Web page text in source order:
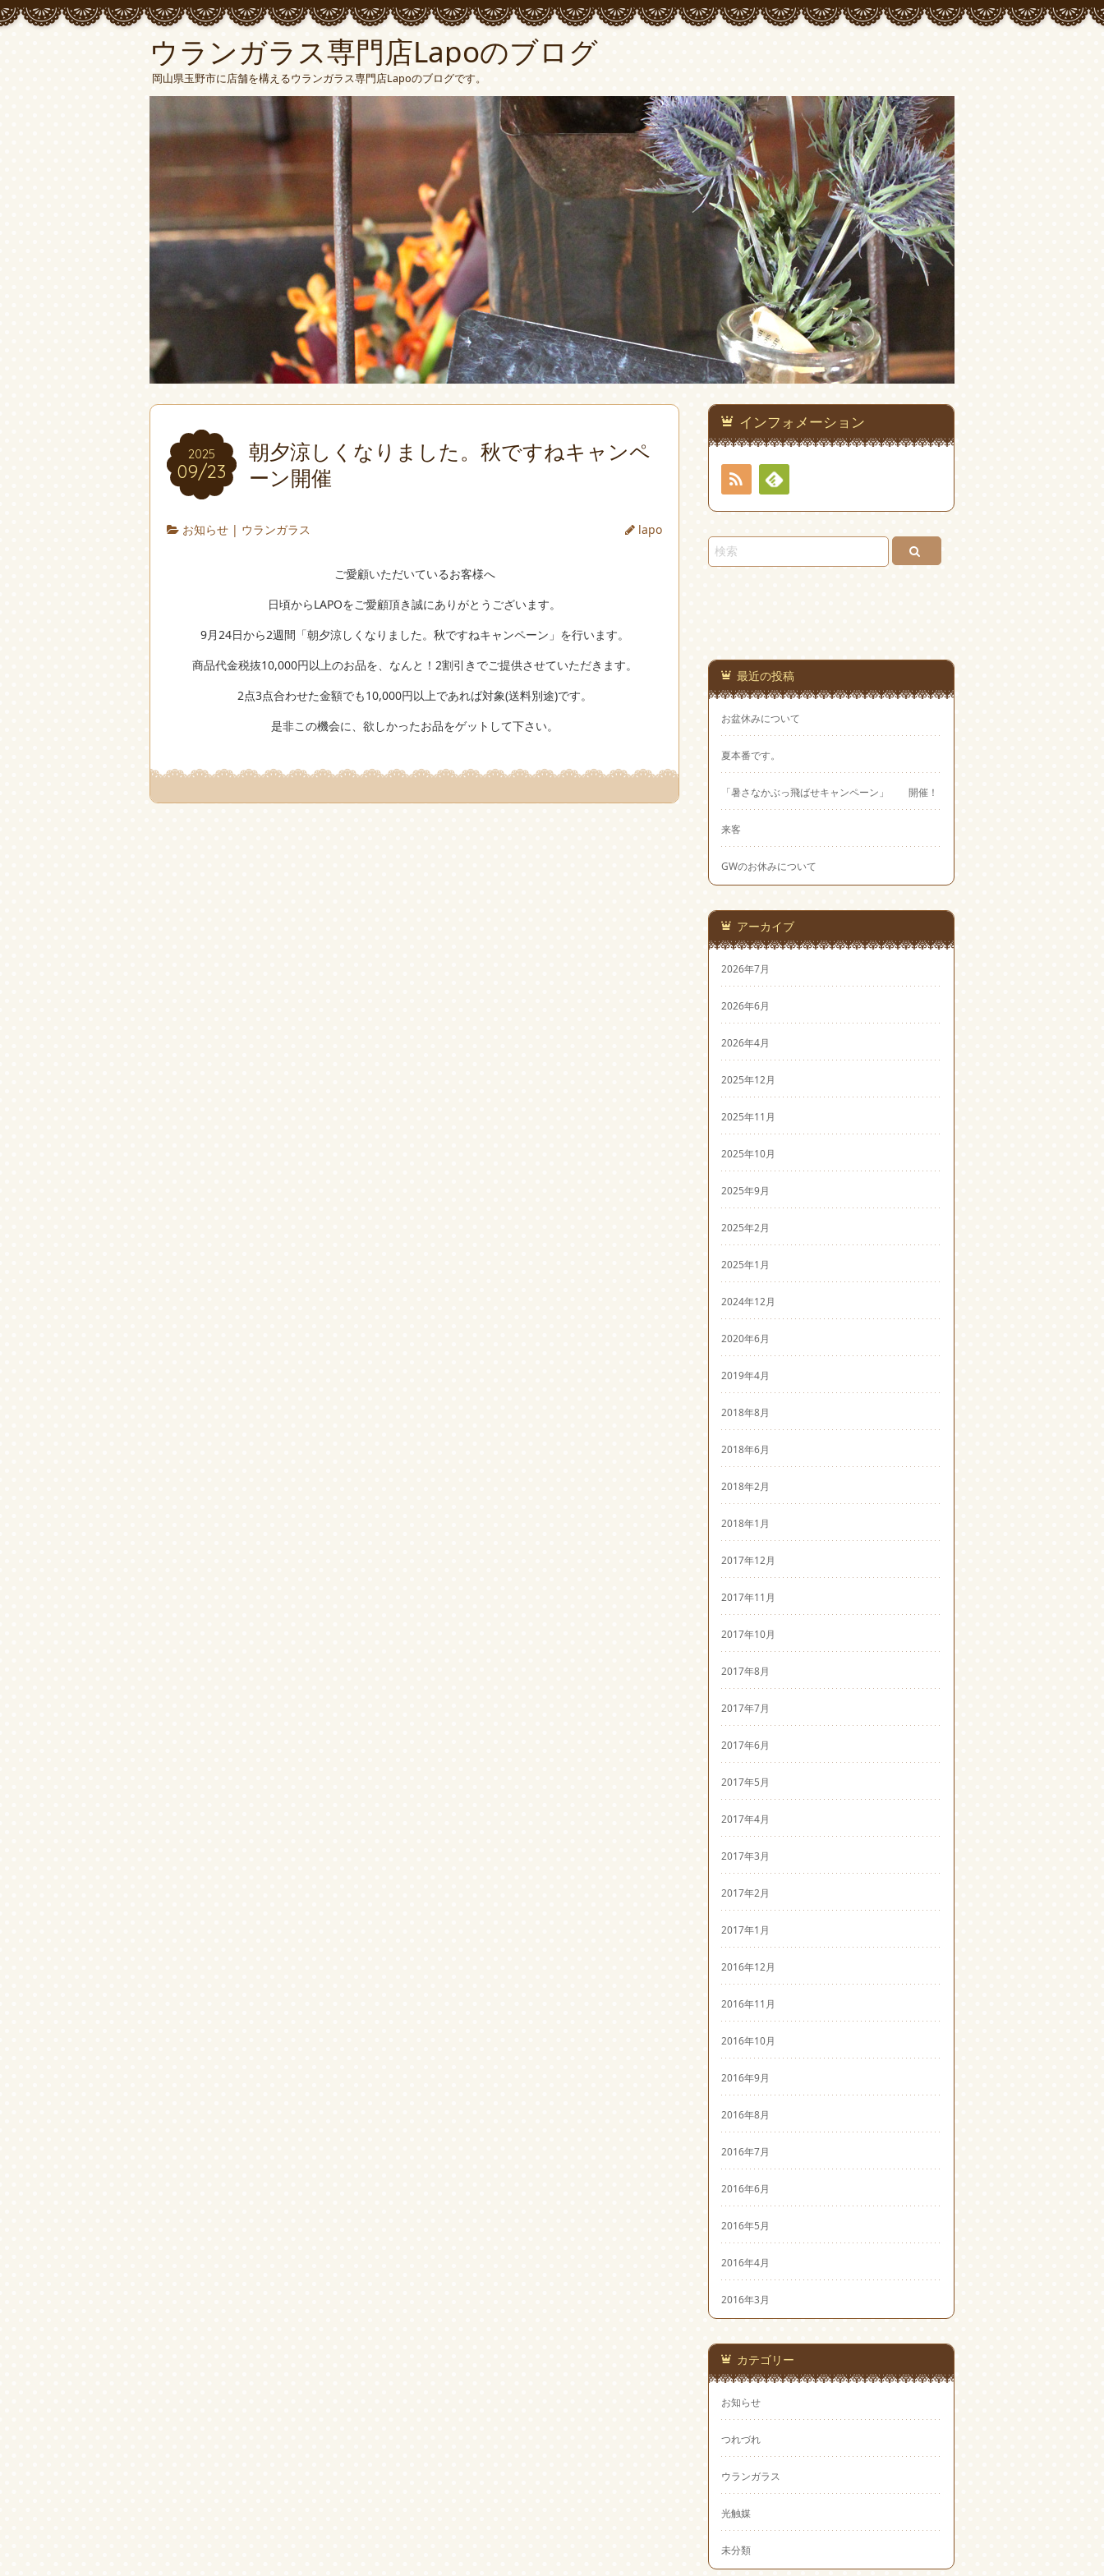
ウランガラス専門店Lapoのブログ
岡山県玉野市に店舗を構えるウランガラス専門店Lapoのブログです。
2025
09/23
朝夕涼しくなりました。秋ですねキャンペ
ーン開催
お知らせ | ウランガラス lapo
ご愛顧いただいているお客様へ
日頃からLAPOをご愛顧頂き誠にありがとうございます。
9月24日から2週間「朝夕涼しくなりました。秋ですねキャンペーン」を行います。
商品代金税抜10,000円以上のお品を、なんと！2割引きでご提供させていただきます。
2点3点合わせた金額でも10,000円以上であれば対象(送料別途)です。
是非この機会に、欲しかったお品をゲットして下さい。
インフォメーション
Feedly
最近の投稿
お盆休みについて
夏本番です。
「暑さなかぶっ飛ばせキャンペーン」 開催！
来客
GWのお休みについて
アーカイブ
2026年7月
2026年6月
2026年4月
2025年12月
2025年11月
2025年10月
2025年9月
2025年2月
2025年1月
2024年12月
2020年6月
2019年4月
2018年8月
2018年6月
2018年2月
2018年1月
2017年12月
2017年11月
2017年10月
2017年8月
2017年7月
2017年6月
2017年5月
2017年4月
2017年3月
2017年2月
2017年1月
2016年12月
2016年11月
2016年10月
2016年9月
2016年8月
2016年7月
2016年6月
2016年5月
2016年4月
2016年3月
カテゴリー
お知らせ
つれづれ
ウランガラス
光触媒
未分類